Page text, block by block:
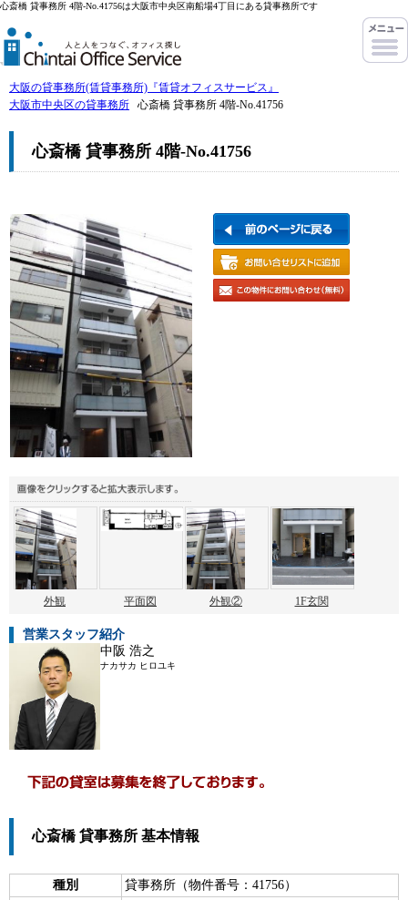
心斎橋 貸事務所 4階-No.41756は大阪市中央区南船場4丁目にある貸事務所です
大阪の貸事務所(賃貸事務所)『賃貸オフィスサービス』
大阪市中央区の貸事務所
心斎橋 貸事務所 4階-No.41756
心斎橋 貸事務所 4階-No.41756
外観 平面図 外観② 1F玄関
営業スタッフ紹介
中阪 浩之
ナカサカ ヒロユキ
心斎橋 貸事務所 基本情報
種別
貸事務所（物件番号：41756）